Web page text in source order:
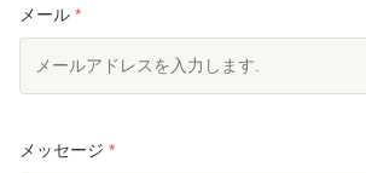
メール *
メッセージ *